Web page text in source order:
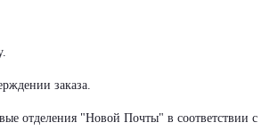
заказа.
отделения "Новой Почты" в соответствии с